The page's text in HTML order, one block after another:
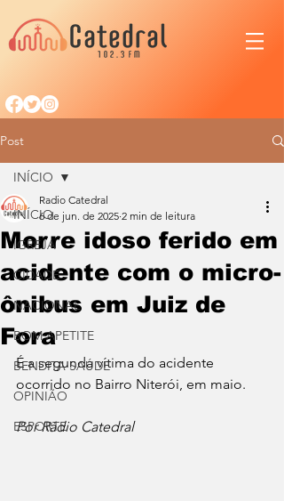
Post
INÍCIO
IGREJA
CIDADE
NACIONAL
BOM APETITE
BENDITA SAÚDE
OPINIÃO
ESPORTE
INÍCIO
Morre idoso ferido em
acidente com o micro-
ônibus em Juiz de
Fora
Radio Catedral
6 de jun. de 2025 2 min de leitura
É a segunda vítima do acidente
ocorrido no Bairro Niterói, em maio.
Por Rádio Catedral